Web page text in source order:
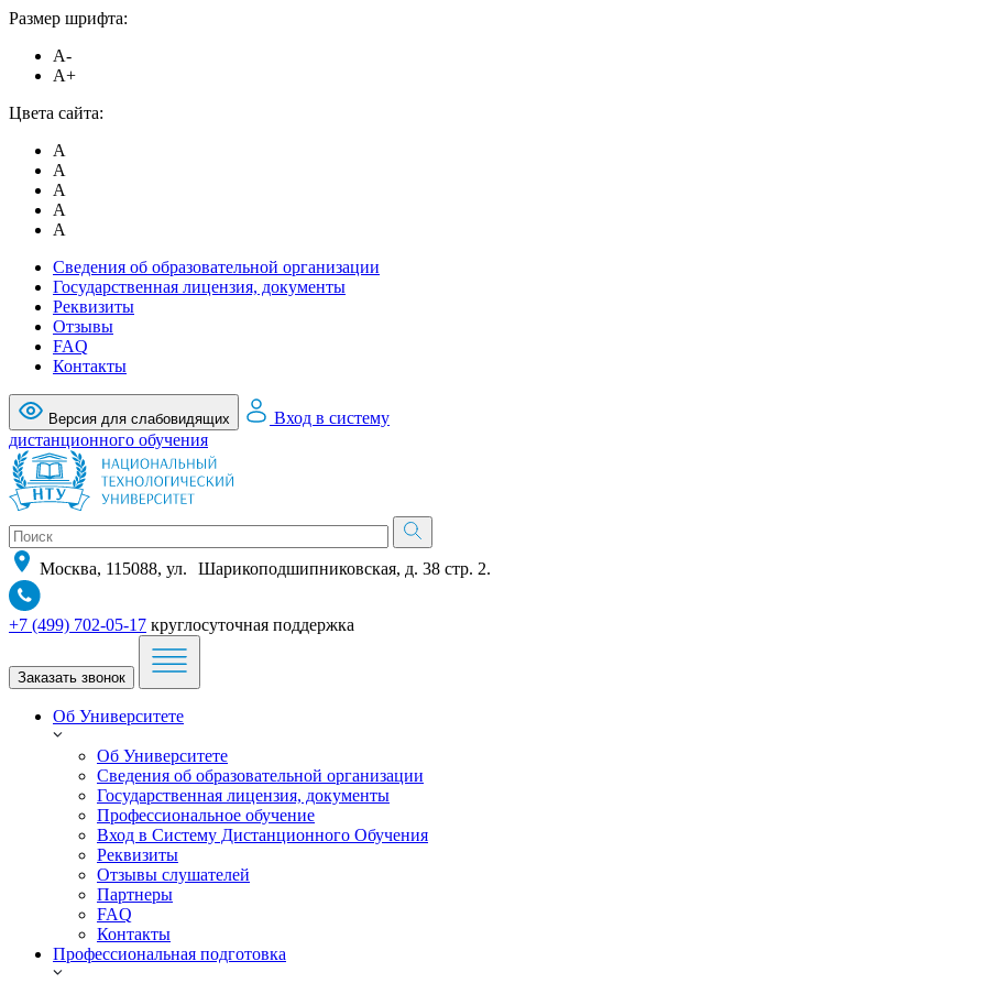
Размер шрифта:
A-
A+
Цвета сайта:
A
A
A
A
A
Сведения об образовательной организации
Государственная лицензия, документы
Реквизиты
Отзывы
FAQ
Контакты
Версия для слабовидящих
Вход в систему
дистанционного обучения
Москва, 115088, ул. Шарикоподшипниковская, д. 38 стр. 2.
+7 (499) 702-05-17 круглосуточная поддержка
Заказать звонок
Об Университете
Об Университете
Сведения об образовательной организации
Государственная лицензия, документы
Профессиональное обучение
Вход в Систему Дистанционного Обучения
Реквизиты
Отзывы слушателей
Партнеры
FAQ
Контакты
Профессиональная подготовка